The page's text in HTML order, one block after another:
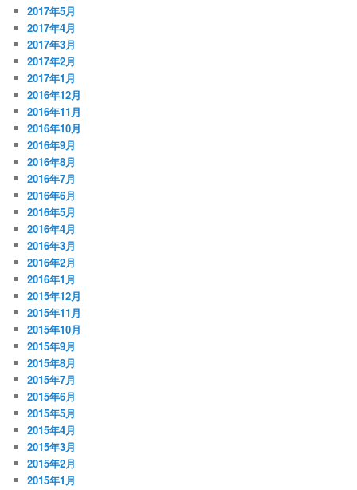
2017年5月
2017年4月
2017年3月
2017年2月
2017年1月
2016年12月
2016年11月
2016年10月
2016年9月
2016年8月
2016年7月
2016年6月
2016年5月
2016年4月
2016年3月
2016年2月
2016年1月
2015年12月
2015年11月
2015年10月
2015年9月
2015年8月
2015年7月
2015年6月
2015年5月
2015年4月
2015年3月
2015年2月
2015年1月